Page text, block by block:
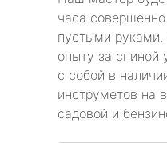
часа
пустыми
опыту за спиной
с собой в
инструметов на
садовой и